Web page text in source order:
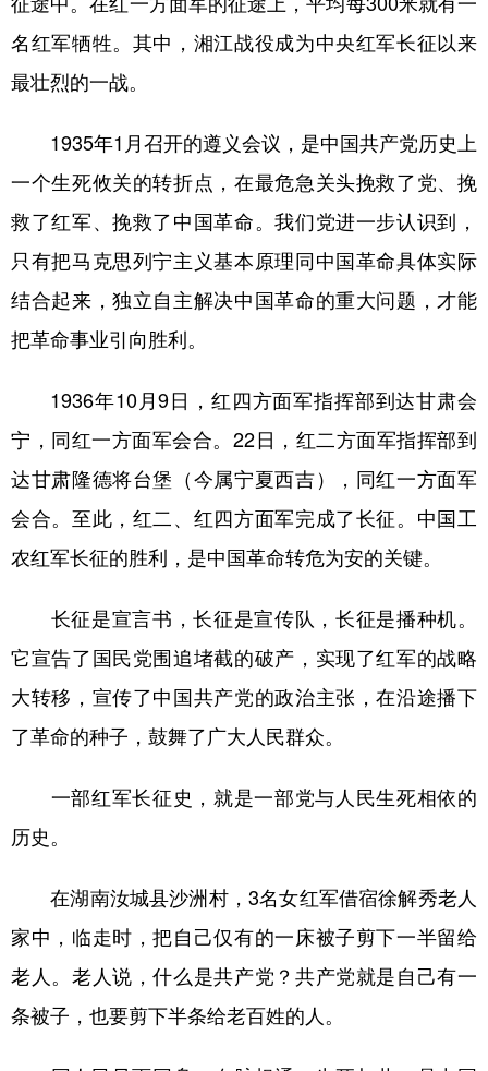
名红军牺牲。其中，湘江战役成为中央红军长征以来
最壮烈的一战。
1935年1月召开的遵义会议，是中国共产党历史上
一个生死攸关的转折点，在最危急关头挽救了党、挽
救了红军、挽救了中国革命。我们党进一步认识到，
只有把马克思列宁主义基本原理同中国革命具体实际
结合起来，独立自主解决中国革命的重大问题，才能
把革命事业引向胜利。
1936年10月9日，红四方面军指挥部到达甘肃会
宁，同红一方面军会合。22日，红二方面军指挥部到
达甘肃隆德将台堡（今属宁夏西吉），同红一方面军
会合。至此，红二、红四方面军完成了长征。中国工
农红军长征的胜利，是中国革命转危为安的关键。
长征是宣言书，长征是宣传队，长征是播种机。
它宣告了国民党围追堵截的破产，实现了红军的战略
大转移，宣传了中国共产党的政治主张，在沿途播下
了革命的种子，鼓舞了广大人民群众。
一部红军长征史，就是一部党与人民生死相依的
历史。
在湖南汝城县沙洲村，3名女红军借宿徐解秀老人
家中，临走时，把自己仅有的一床被子剪下一半留给
老人。老人说，什么是共产党？共产党就是自己有一
条被子，也要剪下半条给老百姓的人。